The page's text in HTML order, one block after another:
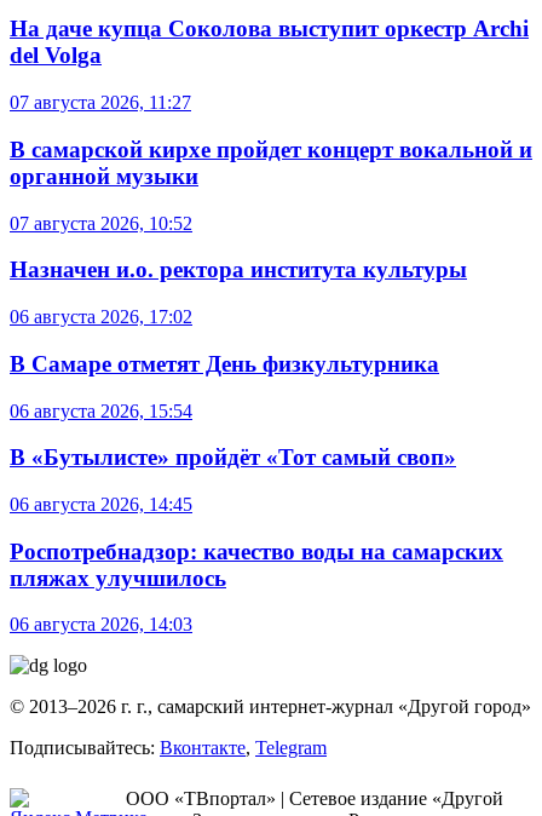
На даче купца Соколова выступит оркестр Archi
del Volga
07 августа 2026, 11:27
В самарской кирхе пройдет концерт вокальной и
органной музыки
07 августа 2026, 10:52
Назначен и.о. ректора института культуры
06 августа 2026, 17:02
В Самаре отметят День физкультурника
06 августа 2026, 15:54
В «Бутылисте» пройдёт «Тот самый своп»
06 августа 2026, 14:45
Роспотребнадзор: качество воды на самарских
пляжах улучшилось
06 августа 2026, 14:03
© 2013–2026 г. г., самарский интернет-журнал «Другой город»
Подписывайтесь: Вконтакте, Telegram
ООО «ТВпортал» | Сетевое издание «Другой